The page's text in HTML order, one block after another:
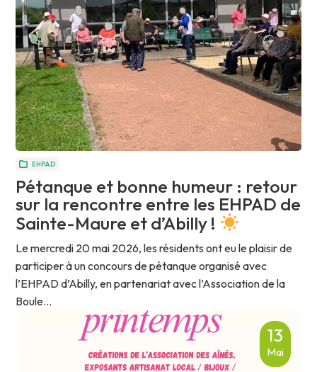
EHPAD
Pétanque et bonne humeur : retour
sur la rencontre entre les EHPAD de
Sainte-Maure et d’Abilly !
Le mercredi 20 mai 2026, les résidents ont eu le plaisir de
participer à un concours de pétanque organisé avec
l’EHPAD d’Abilly, en partenariat avec l’Association de la
Boule...
13
Mai